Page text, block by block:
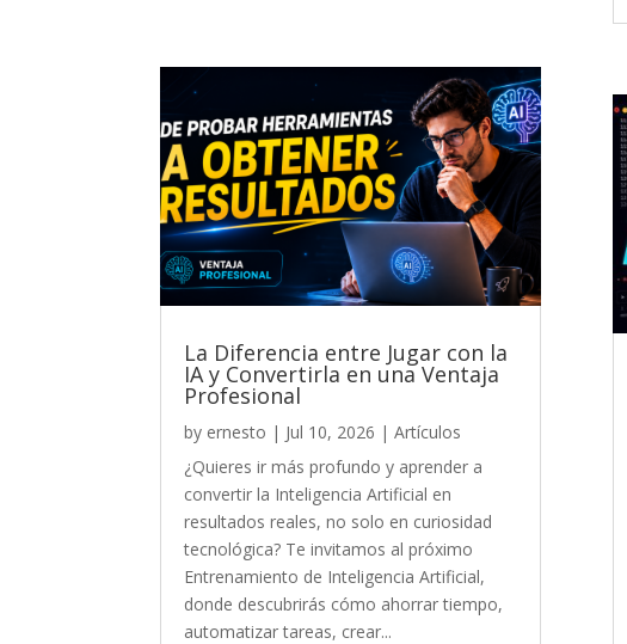
La Diferencia entre Jugar con la
IA y Convertirla en una Ventaja
Profesional
by ernesto | Jul 10, 2026 |Artículos
¿Quieres ir más profundo y aprender a
convertir la Inteligencia Artificial en
resultados reales, no solo en curiosidad
tecnológica? Te invitamos al próximo
Entrenamiento de Inteligencia Artificial,
donde descubrirás cómo ahorrar tiempo,
automatizar tareas, crear...